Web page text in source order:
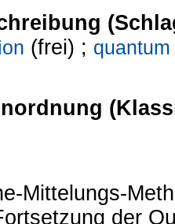
(frei) ;
Mittelungs-
der